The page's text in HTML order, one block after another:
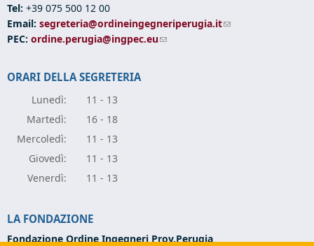
Tel: +39 075 500 12 00
Email: segreteria@ordineingegneriperugia.it(link sends e-mail)
PEC: ordine.perugia@ingpec.eu(link sends e-mail)
ORARI DELLA SEGRETERIA
Lunedì:
11 - 13
Martedì:
16 - 18
Mercoledì:
11 - 13
Giovedì:
11 - 13
Venerdì: 11 - 13
LA FONDAZIONE
Fondazione Ordine Ingegneri Prov.Perugia